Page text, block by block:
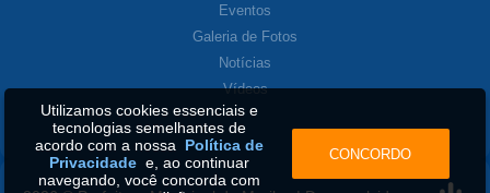
Eventos
Galeria de Fotos
Notícias
Vídeos
Utilizamos cookies essenciais e
tecnologias semelhantes de
acordo com a nossa Política de
Privacidadee, ao continuar
navegando, você concorda com
CONCORDO